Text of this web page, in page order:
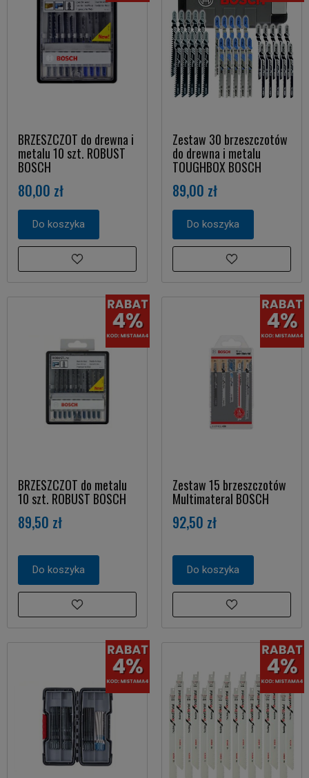
BRZESZCZOT do drewna i
metalu 10 szt. ROBUST
BOSCH
80,00 zł
Do koszyka
Zestaw 30 brzeszczotów
do drewna i metalu
TOUGHBOX BOSCH
89,00 zł
Do koszyka
BRZESZCZOT do metalu
10 szt. ROBUST BOSCH
89,50 zł
Do koszyka
Zestaw 15 brzeszczotów
Multimateral BOSCH
92,50 zł
Do koszyka